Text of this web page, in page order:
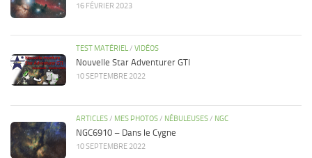
16 FÉVRIER 2023
TEST MATÉRIEL/ VIDÉOS
Nouvelle Star Adventurer GTI
10 SEPTEMBRE 2022
ARTICLES/ MES PHOTOS/ NÉBULEUSES/ NGC
NGC6910 – Dans le Cygne
10 SEPTEMBRE 2022